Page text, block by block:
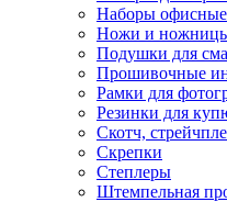
Наборы офисные
Ножи и
Подушки для
Прошивочные
Рамки для
Резинки для
Скотч,
Скрепки
Степлеры
Штемпельная